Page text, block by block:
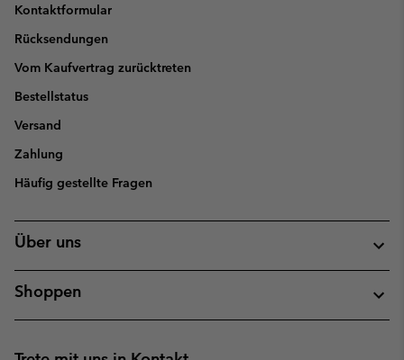
Kontaktformular
Rücksendungen
Vom Kaufvertrag zurücktreten
Bestellstatus
Versand
Zahlung
Häufig gestellte Fragen
Über uns
Shoppen